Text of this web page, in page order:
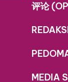
评论
MEDIA